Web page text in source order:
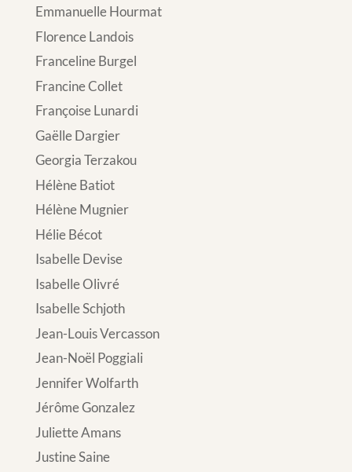
Emmanuelle Hourmat
Florence Landois
Franceline Burgel
Francine Collet
Françoise Lunardi
Gaëlle Dargier
Georgia Terzakou
Hélène Batiot
Hélène Mugnier
Hélie Bécot
Isabelle Devise
Isabelle Olivré
Isabelle Schjoth
Jean-Louis Vercasson
Jean-Noël Poggiali
Jennifer Wolfarth
Jérôme Gonzalez
Juliette Amans
Justine Saine